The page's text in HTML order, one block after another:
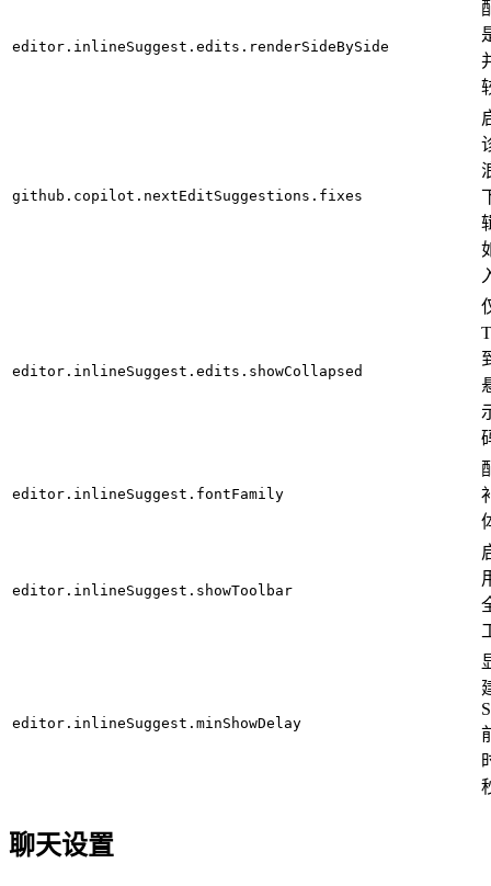
editor.inlineSuggest.edits.renderSideBySide
github.copilot.nextEditSuggestions.fixes
editor.inlineSuggest.edits.showCollapsed
editor.inlineSuggest.fontFamily
editor.inlineSuggest.showToolbar
editor.inlineSuggest.minShowDelay
聊天设置